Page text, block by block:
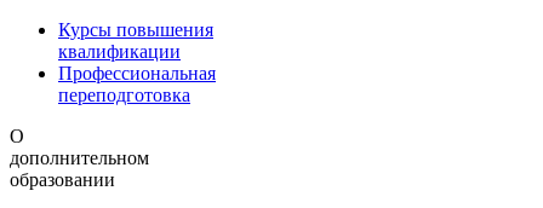
Курсы повышения
квалификации
Профессиональная
переподготовка
О
дополнительном
образовании